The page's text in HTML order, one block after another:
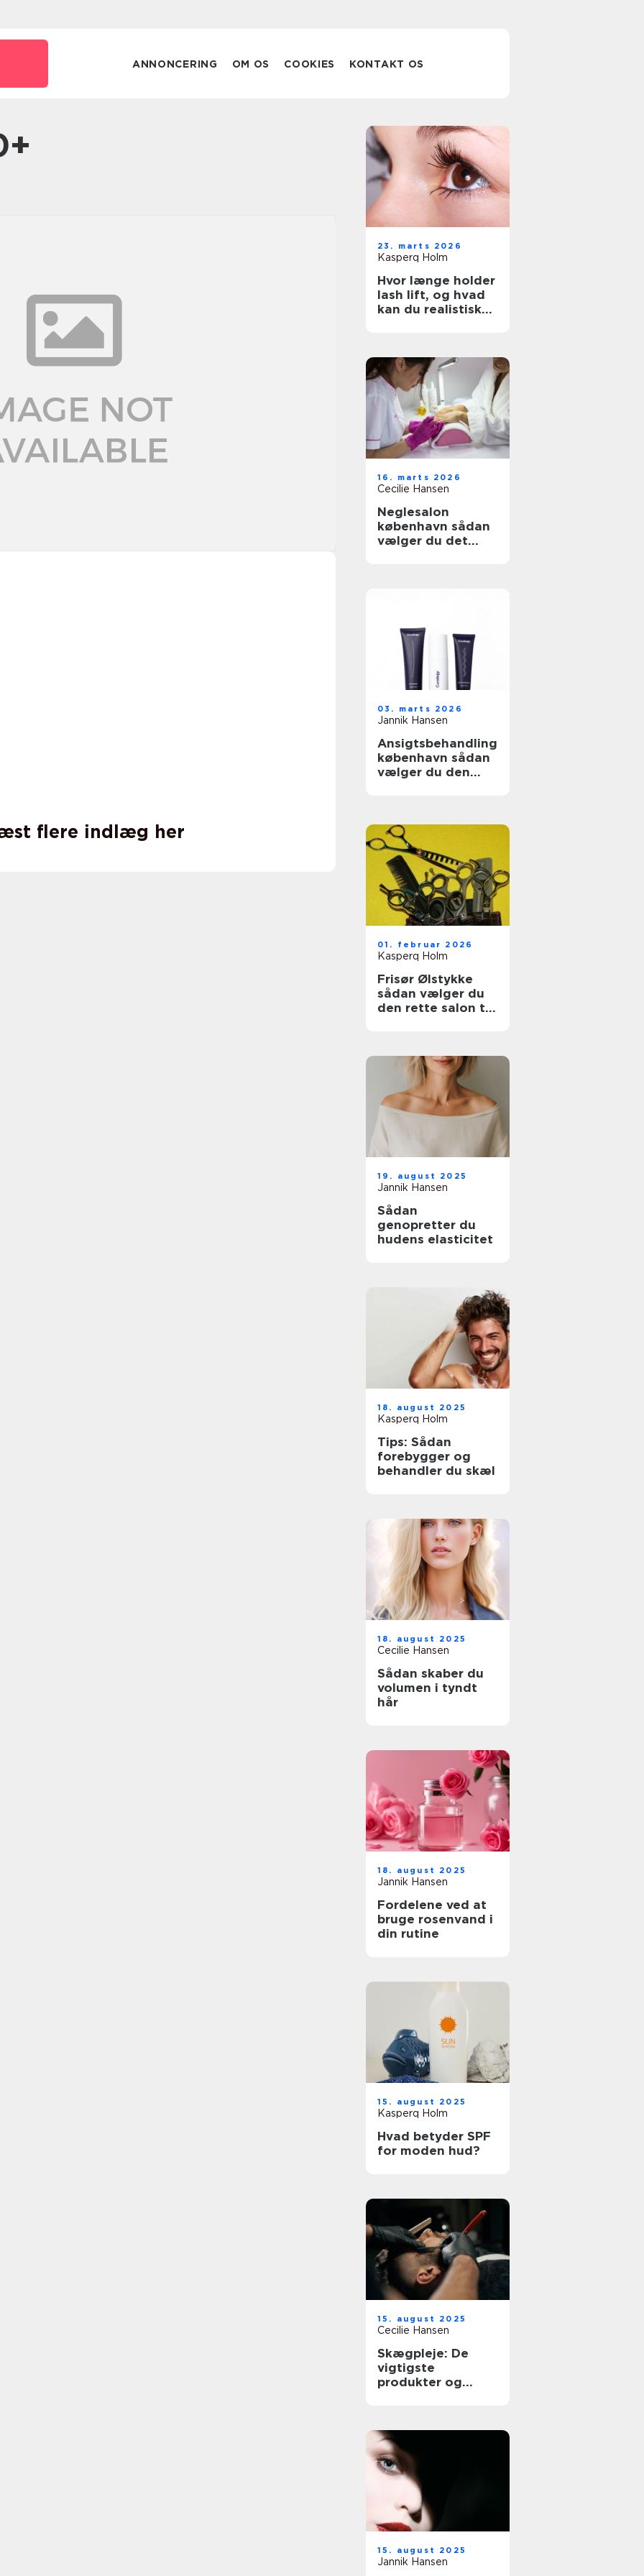
ANNONCERING OM OS COOKIES KONTAKT OS
flere indlæg her
23. marts 2026
Kasperq Holm
Hvor længe holder
lash lift, og hvad
kan du realistisk
16. marts 2026
Cecilie Hansen
Neglesalon
københavn sådan
vælger du det
03. marts 2026
Jannik Hansen
Ansigtsbehandling
københavn sådan
vælger du den
01. februar 2026
Kasperq Holm
Frisør Ølstykke
sådan vælger du
den rette salon til
19. august 2025
Jannik Hansen
Sådan
genopretter du
hudens elasticitet
18. august 2025
Kasperq Holm
Tips: Sådan
forebygger og
behandler du skæl
18. august 2025
Cecilie Hansen
Sådan skaber du
volumen i tyndt
hår
18. august 2025
Jannik Hansen
Fordelene ved at
bruge rosenvand i
din rutine
15. august 2025
Kasperq Holm
Hvad betyder SPF
for moden hud?
15. august 2025
Cecilie Hansen
Skægpleje: De
vigtigste
produkter og
15. august 2025
Jannik Hansen